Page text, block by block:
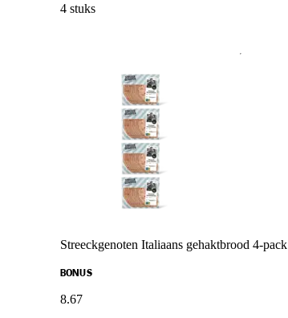
4 stuks
Streeckgenoten Italiaans gehaktbrood 4-pack
BONUS
8.67